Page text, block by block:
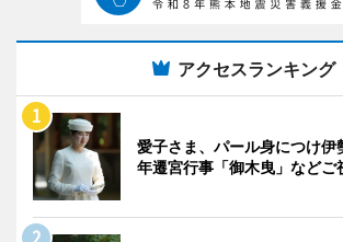
アクセスランキング
愛子さま、パール身につけ
年遷宮行事「御木曳」などご